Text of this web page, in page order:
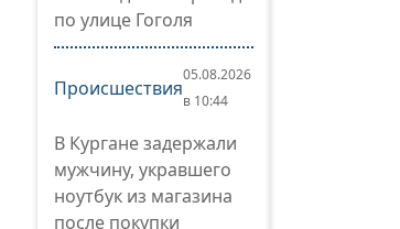
по улице Гоголя
Происшествия
05.08.2026
в 10:44
В Кургане задержали
мужчину, укравшего
ноутбук из магазина
после покупки